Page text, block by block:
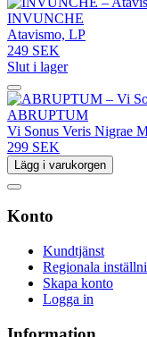
INVUNCHE
Atavismo, LP
249 SEK
Slut i lager
ABRUPTUM
Vi Sonus Veris Nigrae
299 SEK
Lägg i varukorgen
Konto
Kundtjänst
Regionala
Skapa konto
Logga in